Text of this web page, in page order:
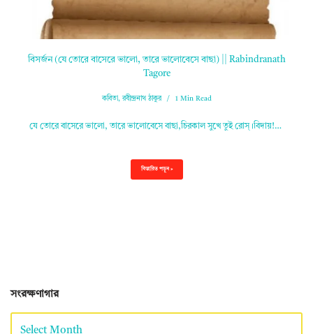
বিসর্জন (যে তোরে বাসেরে ভালো, তারে ভালোবেসে বাছা) || Rabindranath
Tagore
কবিতা,রবীন্দ্রনাথ ঠাকুর 1 Min Read
যে তোরে বাসেরে ভালো, তারে ভালোবেসে বাছা,চিরকাল সুখে তুই রোস্‌।বিদায়!…
বিস্তারিত পড়ুন »
সংরক্ষণাগার